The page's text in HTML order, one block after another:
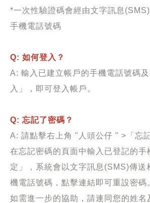
*一次性驗證碼會經由文字訊息
手機電話號碼
Q: 如何登入？
A: 輸入已建立帳戶的手機電話號碼
入」，即可登入帳戶。
Q: 忘記了密碼？
A: 請點擊右上角 "人頭公仔 " >「忘
在忘記密碼的頁面中輸入已登記的手
定」，系統會以文字訊息(SMS)傳送
機電話號碼，點擊連結即可重設密碼
如需進一步的協助，請連同您的姓名